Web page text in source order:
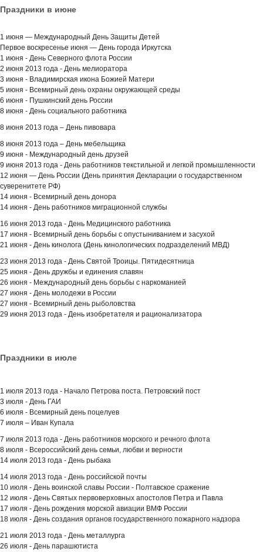
Праздники в июне
1 июня — Международный День Защиты Детей
Первое воскресенье июня — День города Иркутска
1 июня - День Северного флота России
2 июня 2013 года - День мелиоратора
3 июня - Владимирская икона Божией Матери
5 июня - Всемирный день охраны окружающей среды
6 июня - Пушкинский день России
8 июня - День социального работника
8 июня 2013 года – День пивовара
8 июня 2013 года – День мебельщика
9 июня - Международный день друзей
9 июня 2013 года - День работников текстильной и легкой промышленности
12 июня — День России (День принятия Декларации о государственном
суверенитете РФ)
14 июня - Всемирный день донора
14 июня - День работников миграционной службы
16 июня 2013 года - День Медицинского работника
17 июня - Всемирный день борьбы с опустыниванием и засухой
21 июня - День кинолога (День кинологических подразделений МВД)
23 июня 2013 года - День Святой Троицы. Пятидесятница
25 июня - День дружбы и единения славян
26 июня - Международный день борьбы с наркоманией
27 июня - День молодежи в России
27 июня - Всемирный день рыболовства
29 июня 2013 года - День изобретателя и рационализатора
Праздники в июле
1 июля 2013 года - Начало Петрова поста. Петровский пост
3 июля - День ГАИ
6 июля - Всемирный день поцелуев
7 июля – Иван Купала
7 июля 2013 года - День работников морского и речного флота
8 июля - Всероссийский день семьи, любви и верности
14 июля 2013 года - День рыбака
14 июля 2013 года - День российской почты
10 июля - День воинской славы России - Полтавское сражение
12 июля - День Святых первоверховных апостолов Петра и Павла
17 июля - День рождения морской авиации ВМФ России
18 июля - День создания органов государственного пожарного надзора
21 июля 2013 года - День металлурга
26 июля - День парашютиста